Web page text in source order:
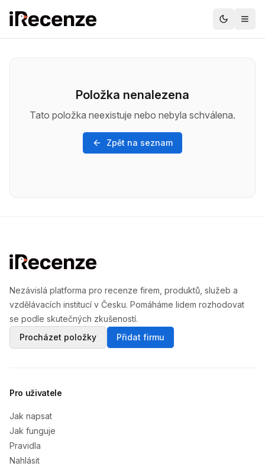
Položka nenalezena
Tato položka neexistuje nebo nebyla schválena.
Zpět na seznam
Nezávislá platforma pro recenze firem, produktů, služeb a
vzdělávacích institucí v Česku. Pomáháme lidem rozhodovat
se podle skutečných zkušeností.
Procházet položky
Přidat firmu
Pro uživatele
Jak napsat
Jak funguje
Pravidla
Nahlásit